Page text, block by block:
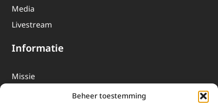
Beheer toestemming
Media
Livestream
Informatie
Missie